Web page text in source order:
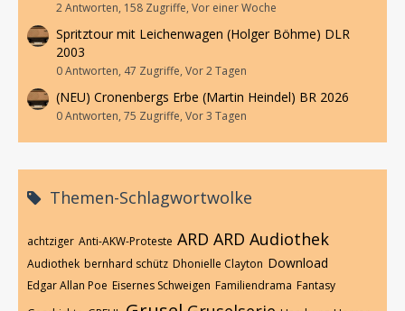
2 Antworten, 158 Zugriffe, Vor einer Woche
Spritztour mit Leichenwagen (Holger Böhme) DLR
2003
0 Antworten, 47 Zugriffe, Vor 2 Tagen
(NEU) Cronenbergs Erbe (Martin Heindel) BR 2026
0 Antworten, 75 Zugriffe, Vor 3 Tagen
Themen-Schlagwortwolke
achtziger Anti-AKW-Proteste ARD ARD Audiothek
Audiothek bernhard schütz Dhonielle Clayton Download
Edgar Allan Poe Eisernes Schweigen Familiendrama Fantasy